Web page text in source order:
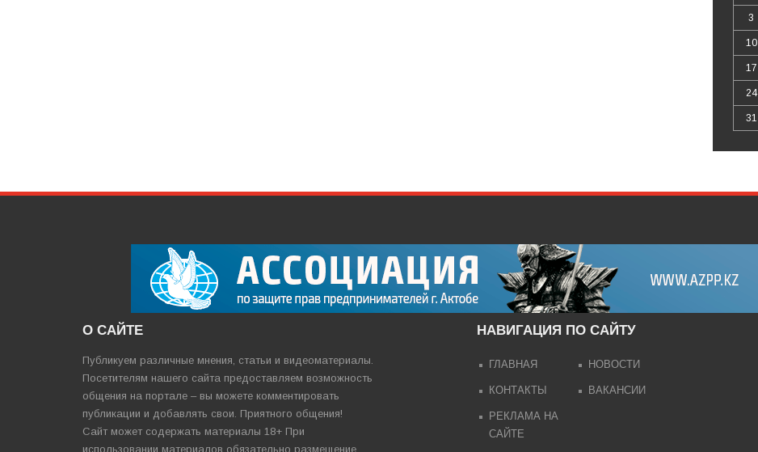
3
10
17
24
31
О САЙТЕ
Публикуем различные мнения, статьи и видеоматериалы.
Посетителям нашего сайта предоставляем возможность
общения на портале – вы можете комментировать
публикации и добавлять свои. Приятного общения!
Сайт может содержать материалы 18+ При
использовании материалов обязательно размещение
НАВИГАЦИЯ ПО САЙТУ
ГЛАВНАЯ НОВОСТИ
КОНТАКТЫ ВАКАНСИИ
РЕКЛАМА НА
САЙТЕ